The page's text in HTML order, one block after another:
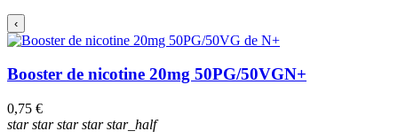
‹
Booster de nicotine 20mg 50PG/50VGN+
0,75 €
starstarstarstarstar_half